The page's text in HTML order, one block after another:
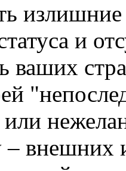
и
ваших
– внешних